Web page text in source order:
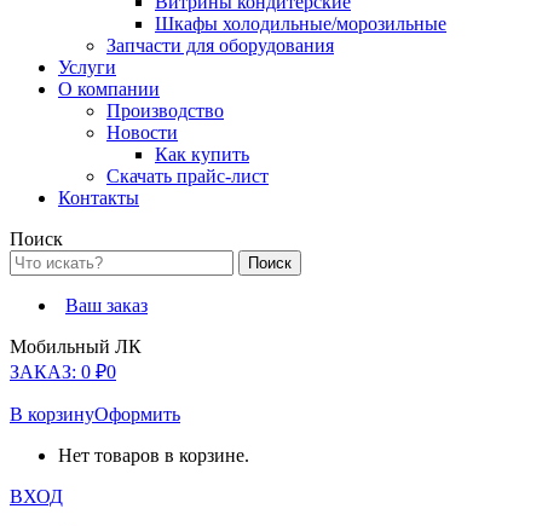
Шкафы холодильные/морозильные
Запчасти для оборудования
Услуги
О компании
Производство
Новости
Как купить
Скачать прайс-лист
Контакты
Поиск
Ваш заказ
Мобильный ЛК
ЗАКАЗ: 0 ₽0
В корзинуОформить
Нет товаров в корзине.
ВХОД